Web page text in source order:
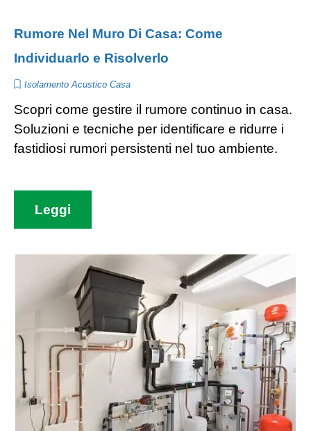
Rumore Nel Muro Di Casa: Come
Individuarlo e Risolverlo
Isolamento Acustico Casa
Scopri come gestire il rumore continuo in casa.
Soluzioni e tecniche per identificare e ridurre i
fastidiosi rumori persistenti nel tuo ambiente.
Leggi